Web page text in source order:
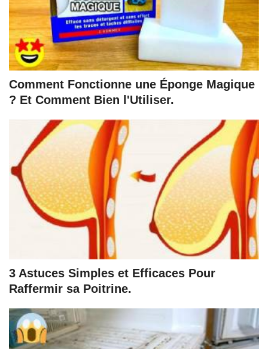
Comment Fonctionne une Éponge Magique
? Et Comment Bien l'Utiliser.
3 Astuces Simples et Efficaces Pour
Raffermir sa Poitrine.